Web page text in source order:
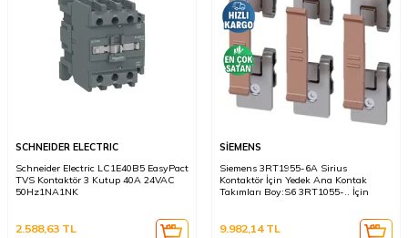
SCHNEIDER ELECTRIC
Schneider Electric LC1E40B5 EasyPact
TVS Kontaktör 3 Kutup 40A 24VAC
50Hz1NA1NK
2.588,63 TL
SİEMENS
Siemens 3RT1955-6A Sirius
Kontaktör İçin Yedek Ana Kontak
Takımları Boy:S6 3RT1055-.. İçin
9.982,14TL